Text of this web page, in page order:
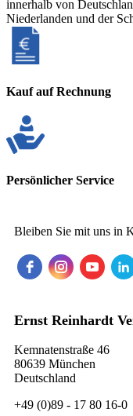
innerhalb von
Niederlanden und der
Kauf auf Rechnung
Persönlicher Service
Bleiben Sie mit uns in
Ernst Reinhardt
Kemnatenstraße 46
80639 München
Deutschland
+49 (0)89 - 17 80 16-0